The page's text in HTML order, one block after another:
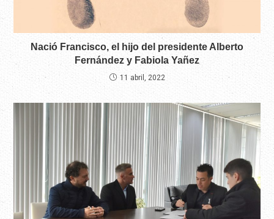
Nació Francisco, el hijo del presidente Alberto
Fernández y Fabiola Yañez
11 abril, 2022